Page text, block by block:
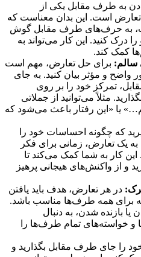
به طرف مقابل یکی از
است. این بدان معناست که
به حرف‌های طرف مقابل گوش
درک کنید. این کار می‌تواند به
کمک کند.
سالم: برای حل تعارض، مهم است
و مؤثر بیان کنید. به جای
تمرکز خود را بر روی
مثلاً می‌توانید از جملاتی
یا «این رفتار باعث می‌شود که
که چگونه احساسات خود را
یک تعارض، زمانی برای فکر
کار به شما کمک می‌کند تا
و از واکنش‌های هیجانی پرهیز
: در هر تعارض، هدف باید یافتن
برای همه طرف‌ها مناسب باشد.
بازنده شدن، به دنبال
و خواسته‌های تمام طرف‌ها را
را جای طرف مقابل بگذارید و